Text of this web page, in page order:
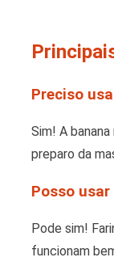
Preciso
Sim! A
preparo da
Posso
Pode sim!
funcionam